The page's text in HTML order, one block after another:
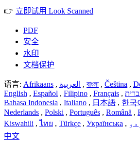
👉 立即试用 Look Scanned
PDF
安全
水印
文档保护
语言: Afrikaans , العربية , বাংলা , Čeština ,
English , Español , Filipino , Français ,
Bahasa Indonesia , Italiano , 日本語 , 한국
Nederlands , Polski , Português , Română ,
Kiswahili ,ไทย , Türkçe , Українська ,
中文